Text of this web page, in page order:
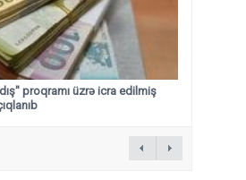
proqramı üzrə icra edilmiş